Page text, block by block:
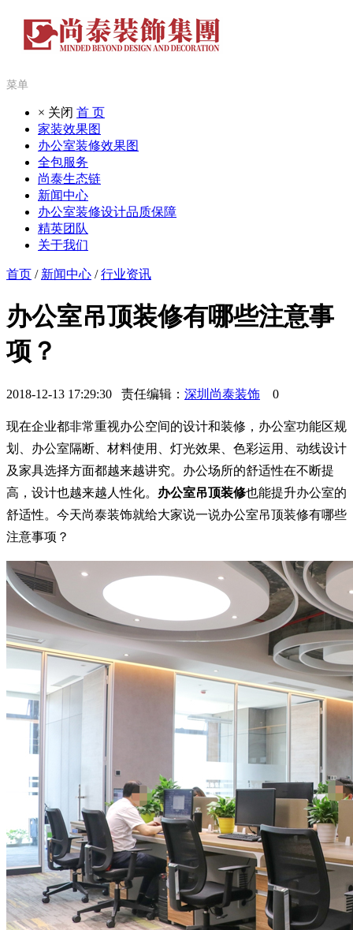
菜单
× 关闭 首 页
家装效果图
办公室装修效果图
全包服务
尚泰生态链
新闻中心
办公室装修设计品质保障
精英团队
关于我们
首页 / 新闻中心 /行业资讯
办公室吊顶装修有哪些注意事
项？
2018-12-13 17:29:30 责任编辑： 深圳尚泰装饰 0
现在企业都非常重视办公空间的设计和装修，办公室功能区规
划、办公室隔断、材料使用、灯光效果、色彩运用、动线设计
及家具选择方面都越来越讲究。办公场所的舒适性在不断提
高，设计也越来越人性化。 办公室吊顶装修也能提升办公室的
舒适性。今天尚泰装饰就给大家说一说办公室吊顶装修有哪些
注意事项？